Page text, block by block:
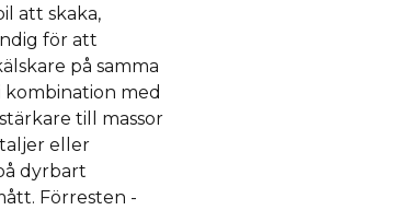
att skaka,
för att
på samma
kombination med
till massor
eller
dyrbart
Förresten -